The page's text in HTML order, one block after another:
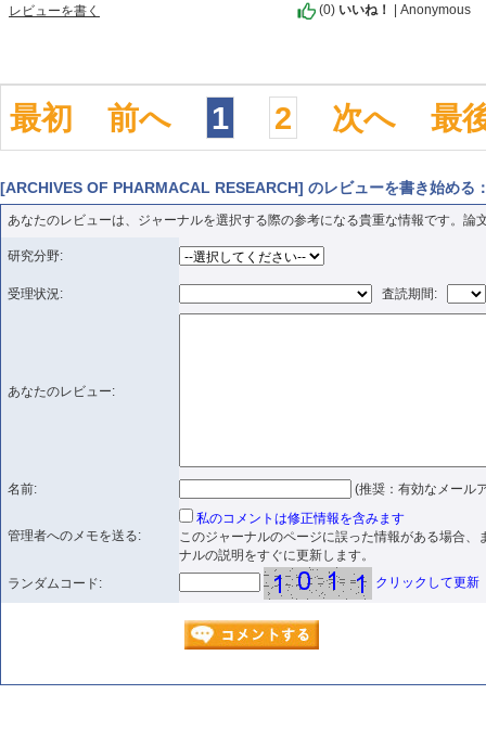
レビューを書く (0) いいね！ | Anonymous
最初 前へ 1 2 次へ 最
[ARCHIVES OF PHARMACAL RESEARCH] のレビューを書き始める
あなたのレビューは、ジャーナルを選択する際の参考になる貴重な情報です。論
研究分野:
受理状況: 査読期間:
あなたのレビュー:
名前: (推奨：有効なメール
管理者へのメモを送る:
私のコメントは修正情報を含みます
このジャーナルのページに誤った情報がある場合
ナルの説明をすぐに更新します。
ランダムコード:
クリックして更新